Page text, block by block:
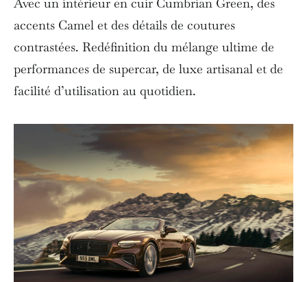
accents Camel et des détails de coutures
contrastées. Redéfinition du mélange ultime de
performances de supercar, de luxe artisanal et de
facilité d’utilisation au quotidien.